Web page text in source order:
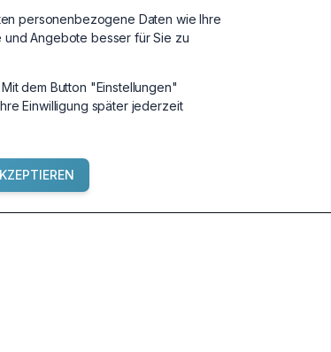
personenbezogene Daten wie Ihre
und Angebote besser für Sie zu
dem Button "Einstellungen"
Einwilligung später jederzeit